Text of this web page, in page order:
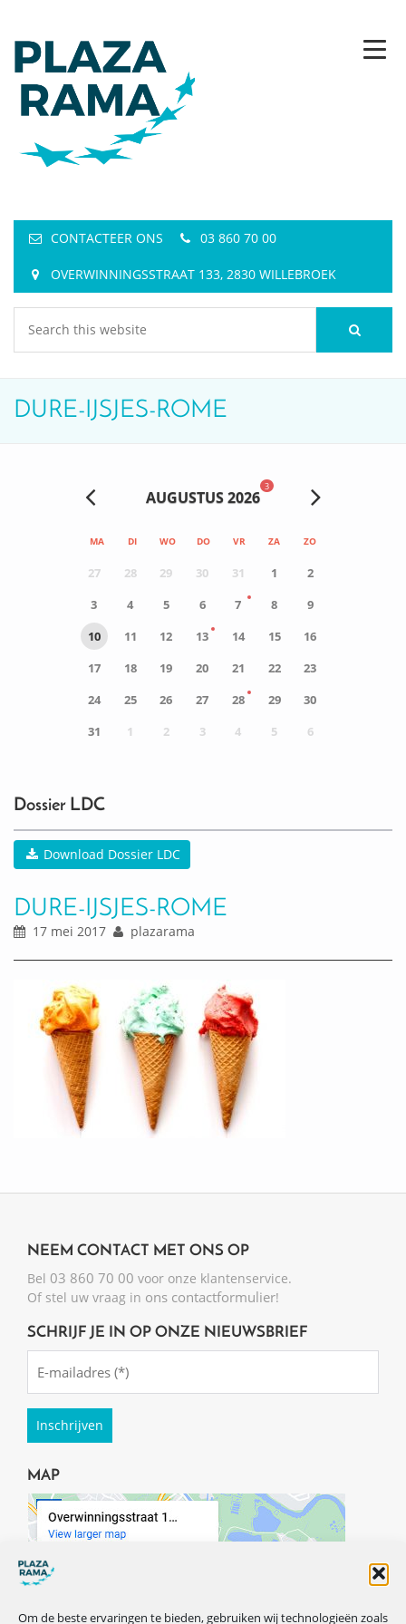
Om de beste ervaringen te bieden, gebruiken wij technologieën zoals
CONTACTEER ONS 03 860 70 00
OVERWINNINGSSTRAAT 133, 2830 WILLEBROEK
DURE-IJSJES-ROME
AUGUSTUS 2026
3
MA DI WO DO VR ZA ZO
27 28 29 30 31 1
2
3
4 5 6 7 8
9
10
11 12 13 14 15
16
17
18 19 20 21 22
23
24
25 26 27 28 29
30
31
1 2 3 4 5 6
Dossier LDC
Download Dossier LDC
DURE-IJSJES-ROME
17 mei 2017 plazarama
NEEM CONTACT MET ONS OP
Bel 03 860 70 00 voor onze klantenservice.
Of stel uw vraag in ons contactformulier!
SCHRIJF JE IN OP ONZE NIEUWSBRIEF
(Required)
MAP